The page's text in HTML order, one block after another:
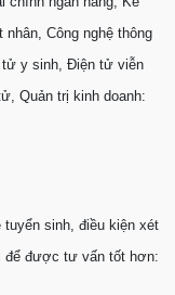
Công nghệ thông
tử y sinh, Điện tử viễn
Quản trị kinh doanh:
sinh, điều kiện xét
để được tư vấn tốt hơn: